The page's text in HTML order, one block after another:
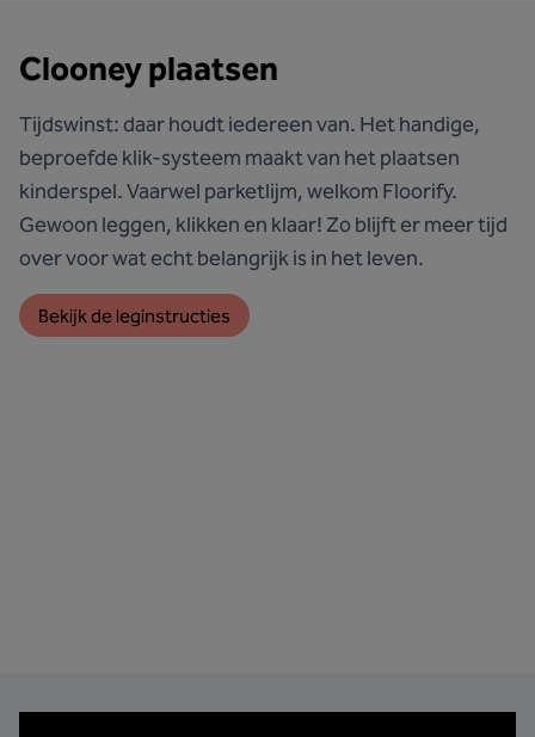
Clooney plaatsen
Tijdswinst: daar houdt iedereen van. Het handige,
beproefde klik-systeem maakt van het plaatsen
kinderspel. Vaarwel parketlijm, welkom Floorify.
Gewoon leggen, klikken en klaar! Zo blijft er meer tijd
over voor wat echt belangrijk is in het leven.
Bekijk de leginstructies